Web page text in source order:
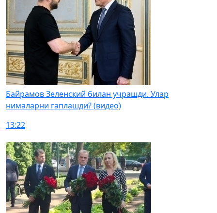
Байрамов Зеленский билан учрашди. Улар
нималарни гаплашди? (видео)
13:22